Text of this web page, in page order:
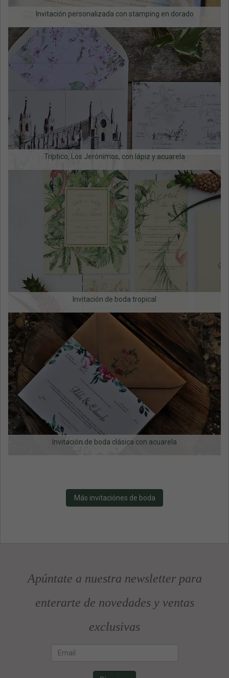
Invitación personalizada con stamping en dorado
Tríptico, Los Jerónimos, con lápiz y acuarela
Invitación de boda tropical
Invitación de boda clásica con acuarela
Más invitaciónes de boda
Apúntate a nuestra newsletter para
enterarte de novedades y ventas
exclusivas